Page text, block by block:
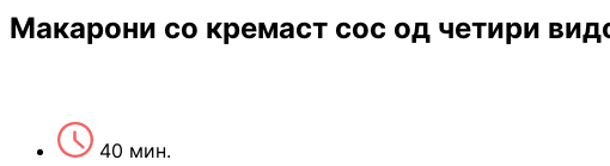
Макарони со кремаст сос од четири
40 мин.